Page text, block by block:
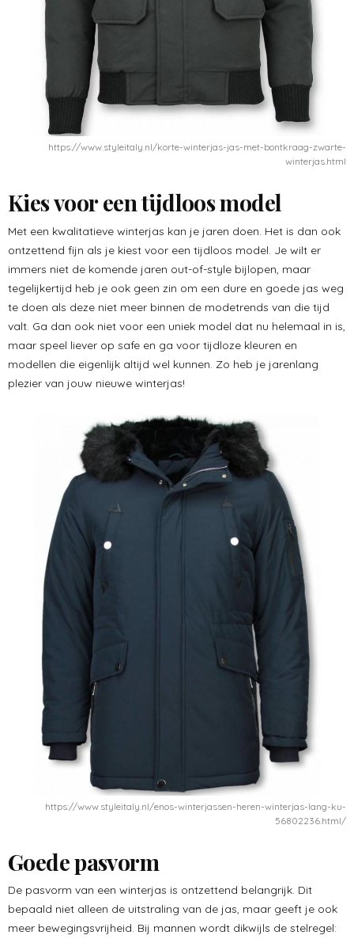
https://www.styleitaly.nl/korte-winterjas-jas-met-bontkraag-zwarte-
winterjas.html
Kies voor een tijdloos model
Met een kwalitatieve winterjas kan je jaren doen. Het is dan ook
ontzettend fijn als je kiest voor een tijdloos model. Je wilt er
immers niet de komende jaren out-of-style bijlopen, maar
tegelijkertijd heb je ook geen zin om een dure en goede jas weg
te doen als deze niet meer binnen de modetrends van die tijd
valt. Ga dan ook niet voor een uniek model dat nu helemaal in is,
maar speel liever op safe en ga voor tijdloze kleuren en
modellen die eigenlijk altijd wel kunnen. Zo heb je jarenlang
plezier van jouw nieuwe winterjas!
https://www.styleitaly.nl/enos-winterjassen-heren-winterjas-lang-ku-
56802236.html/
Goede pasvorm
De pasvorm van een winterjas is ontzettend belangrijk. Dit
bepaald niet alleen de uitstraling van de jas, maar geeft je ook
meer bewegingsvrijheid. Bij mannen wordt dikwijls de stelregel: